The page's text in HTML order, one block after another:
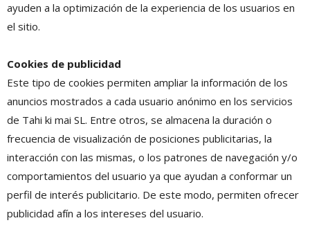
ayuden a la optimización de la experiencia de los usuarios en
el sitio.
Cookies de publicidad
Este tipo de cookies permiten ampliar la información de los
anuncios mostrados a cada usuario anónimo en los servicios
de Tahi ki mai SL. Entre otros, se almacena la duración o
frecuencia de visualización de posiciones publicitarias, la
interacción con las mismas, o los patrones de navegación y/o
comportamientos del usuario ya que ayudan a conformar un
perfil de interés publicitario. De este modo, permiten ofrecer
publicidad afín a los intereses del usuario.